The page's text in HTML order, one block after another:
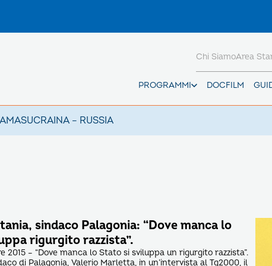
PROGRAMMI DOCFILM
Chi SiamoArea
UCRAINA – RUSSIA
sindaco Palagonia: “Dove manca lo
rigurgito razzista”.
2015 – “Dove manca lo Stato si sviluppa un rigurgito razzista”.
di Palagonia, Valerio Marletta, in un’intervista al Tg2000, il